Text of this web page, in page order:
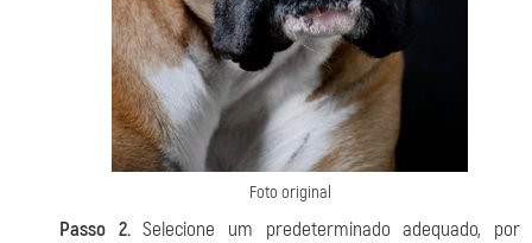
Foto original
Passo 2.Selecione um predeterminado adequado, por